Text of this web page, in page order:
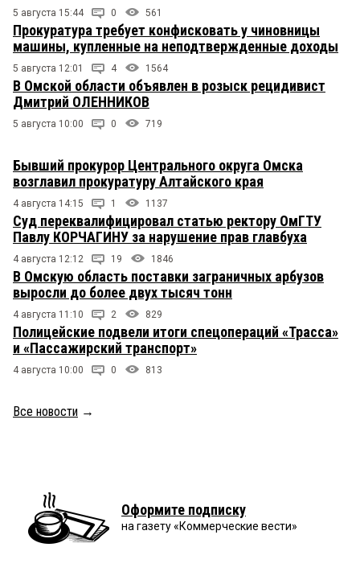
5 августа 15:44 0 561
Прокуратура требует конфисковать у чиновницы
машины, купленные на неподтвержденные доходы
5 августа 12:01 4 1564
В Омской области объявлен в розыск рецидивист
Дмитрий ОЛЕННИКОВ
5 августа 10:00 0 719
Бывший прокурор Центрального округа Омска
возглавил прокуратуру Алтайского края
4 августа 14:15 1 1137
Суд переквалифицировал статью ректору ОмГТУ
Павлу КОРЧАГИНУ за нарушение прав главбуха
4 августа 12:12 19 1846
В Омскую область поставки заграничных арбузов
выросли до более двух тысяч тонн
4 августа 11:10 2 829
Полицейские подвели итоги спецопераций «Трасса»
и «Пассажирский транспорт»
4 августа 10:00 0 813
Все новости →
Оформите подписку
на газету «Коммерческие вести»